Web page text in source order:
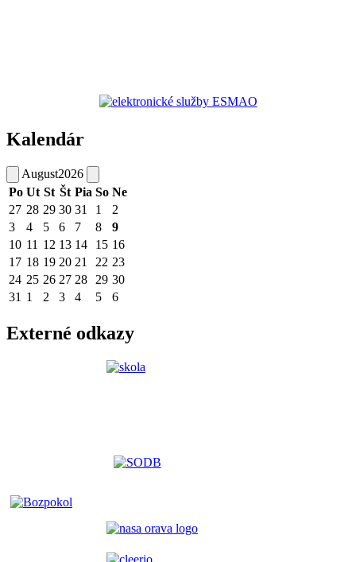
Kalendár
August2026
Po Ut St Št Pia So Ne
27 28 29 30 31 1
2
3
4 5 6 7 8
9
10 11 12 13 14 15 16
17 18 19 20 21 22 23
24 25 26 27 28 29 30
31 1 2 3 4 5 6
Externé odkazy